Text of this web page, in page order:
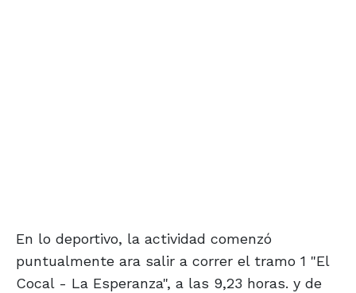
En lo deportivo, la actividad comenzó
puntualmente ara salir a correr el tramo 1 "El
Cocal - La Esperanza", a las 9,23 horas. y de